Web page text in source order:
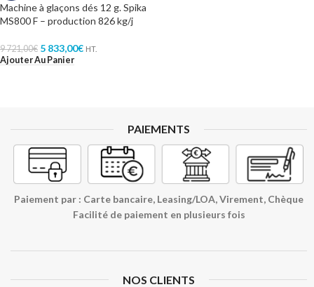
Machine à glaçons dés 12 g. Spika
MS800 F – production 826 kg/j
9 721,00€ 5 833,00€ HT.
Ajouter Au Panier
PAIEMENTS
Paiement par : Carte bancaire, Leasing/LOA, Virement, Chèque
Facilité de paiement en plusieurs fois
NOS CLIENTS